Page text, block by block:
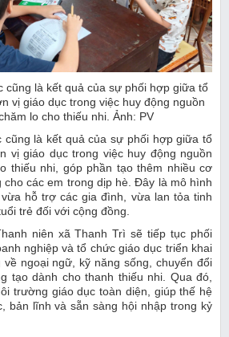
cũng là kết quả của sự phối hợp giữa tổ
vị giáo dục trong việc huy động nguồn
lo cho thiếu nhi. Ảnh: PV
cũng là kết quả của sự phối hợp giữa tổ
vị giáo dục trong việc huy động nguồn
thiếu nhi, góp phần tạo thêm nhiều cơ
cho các em trong dịp hè. Đây là mô hình
hỗ trợ các gia đình, vừa lan tỏa tinh
trẻ đối với cộng đồng.
niên xã Thanh Trì sẽ tiếp tục phối
nghiệp và tổ chức giáo dục triển khai
ngoại ngữ, kỹ năng sống, chuyển đổi
tạo dành cho thanh thiếu nhi. Qua đó,
trường giáo dục toàn diện, giúp thế hệ
bản lĩnh và sẵn sàng hội nhập trong kỷ